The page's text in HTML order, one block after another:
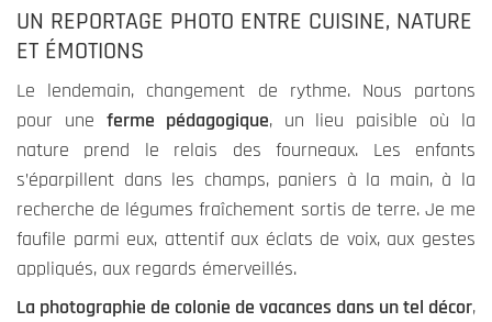
UN REPORTAGE PHOTO ENTRE CUISINE, NATURE
ET ÉMOTIONS
Le lendemain, changement de rythme. Nous partons
pour une ferme pédagogique, un lieu paisible où la
nature prend le relais des fourneaux. Les enfants
s’éparpillent dans les champs, paniers à la main, à la
recherche de légumes fraîchement sortis de terre. Je me
faufile parmi eux, attentif aux éclats de voix, aux gestes
appliqués, aux regards émerveillés.
La photographie de colonie de vacances dans un tel décor,